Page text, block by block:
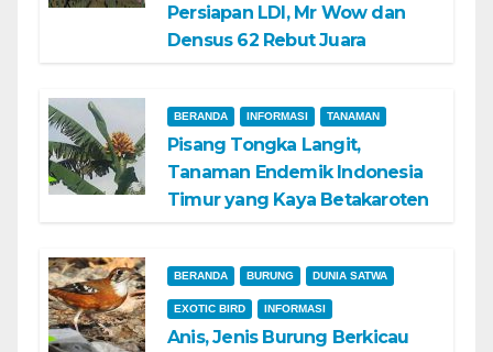
Persiapan LDI, Mr Wow dan
Densus 62 Rebut Juara
BERANDA INFORMASI TANAMAN
Pisang Tongka Langit,
Tanaman Endemik Indonesia
Timur yang Kaya Betakaroten
BERANDA BURUNG DUNIA SATWA
EXOTIC BIRD INFORMASI
Anis, Jenis Burung Berkicau